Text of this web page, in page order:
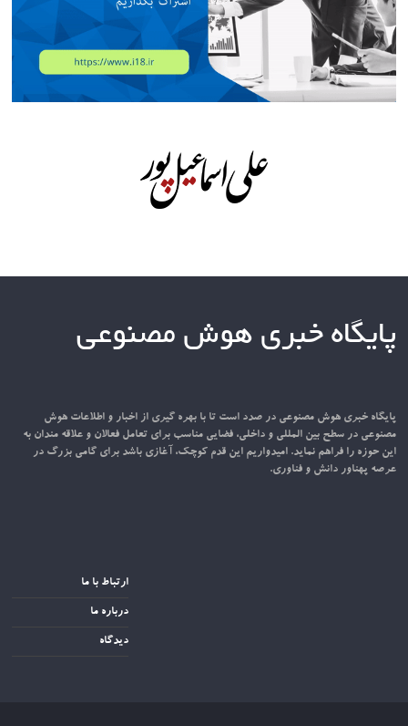
پایگاه خبری هوش مصنوعی
پایگاه خبری هوش مصنوعی در صدد است تا با بهره گیری از اخبار و اطلاعات هوش
مصنوعی در سطح بین المللی و داخلی، فضایی مناسب برای تعامل فعالان و علاقه مندان به
این حوزه را فراهم نماید. امیدواریم این قدم کوچک، آغازی باشد برای گامی بزرگ در
عرصه پهناور دانش و فناوری.
ارتباط با ما
درباره ما
دیدگاه